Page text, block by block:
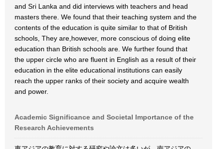
and Sri Lanka and did interviews with teachers and head
masters there. We found that their teaching system and the
contents of the education is quite similar to that of British
schools, They are,however, more conscious of doing elite
education than British schools are. We further found that
the upper circle who are fluent in English as a result of their
education in the elite educational institutions can easily
reach the upper ranks of their society and acquire wealth
and power.
Academic Significance and Societal Importance of the
Research Achievements